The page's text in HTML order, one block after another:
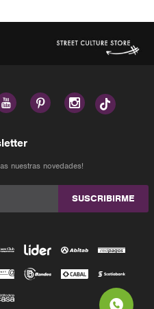
  
nuestras novedades!
SUSCRIBIRME